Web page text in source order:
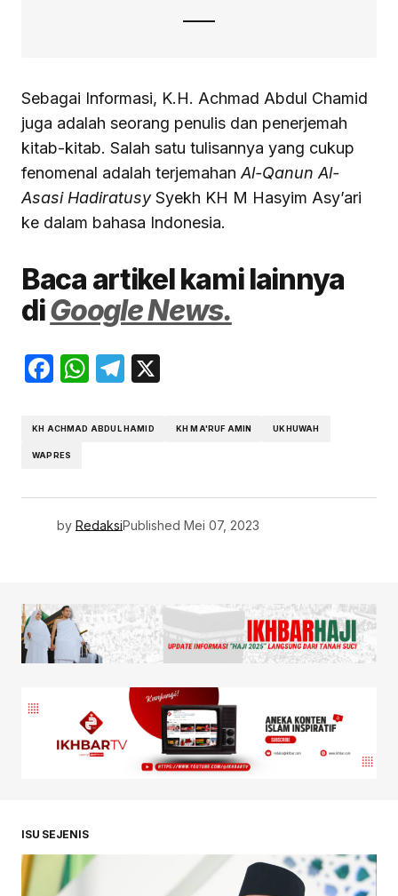
Sebagai Informasi, K.H. Achmad Abdul Chamid
juga adalah seorang penulis dan penerjemah
kitab-kitab. Salah satu tulisannya yang cukup
fenomenal adalah terjemahan Al-Qanun Al-
Asasi HadiratusySyekh KH M Hasyim Asy’ari
ke dalam bahasa Indonesia.
Baca artikel kami lainnya
diGoogle News.
Facebook
WhatsApp
Telegram
KH ACHMAD ABDUL HAMID KH MA'RUF AMIN UKHUWAH
WAPRES
by RedaksiPublished Mei 07, 2023
ISU SEJENIS